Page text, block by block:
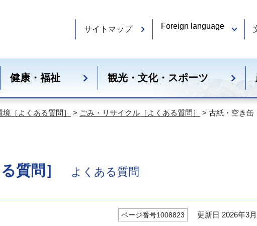
サイトマップ Foreign language
健康・福祉 観光・文化・スポーツ
［よくある質問］ > ごみ・リサイクル［よくある質問］ > 古紙・空き缶
質問］ よくある質問
ページ番号1008823 更新日 2026年3月